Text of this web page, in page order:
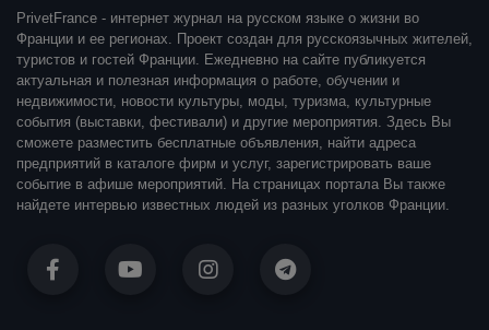
PrivetFrance - интернет журнал на русском языке о жизни во
Франции и ее регионах. Проект создан для русскоязычных жителей,
туристов и гостей Франции. Ежедневно на сайте публикуется
актуальная и полезная информация о работе, обучении и
недвижимости, новости культуры, моды, туризма, культурные
события (выставки, фестивали) и другие мероприятия. Здесь Вы
сможете разместить бесплатные объявления, найти адреса
предприятий в каталоге фирм и услуг, зарегистрировать ваше
событие в афише мероприятий. На страницах портала Вы также
найдете интервью известных людей из разных уголков Франции.